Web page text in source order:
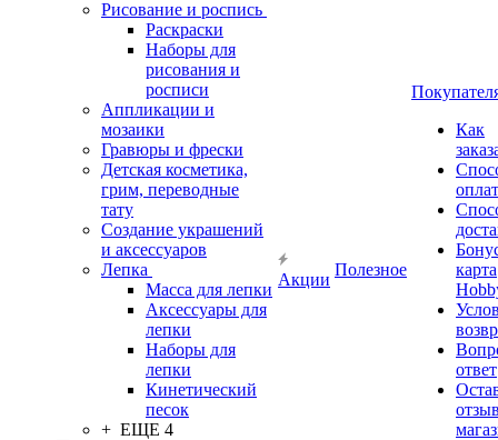
Рисование и роспись
Раскраски
Наборы для
рисования и
росписи
Аппликации и
мозаики
Гравюры и фрески
Детская косметика,
грим, переводные
тату
Создание украшений
и аксессуаров
Лепка
Масса для лепки
Аксессуары для
лепки
Наборы для
лепки
Кинетический
песок
+ ЕЩЕ 4
Акции
Полезное
Как
карта
ответ